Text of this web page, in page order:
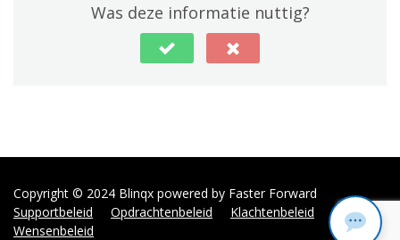
Was deze informatie nuttig?
Copyright © 2024 Blinqx powered by Faster Forward
Supportbeleid
Opdrachtenbeleid
Klachtenbeleid
Wensenbeleid